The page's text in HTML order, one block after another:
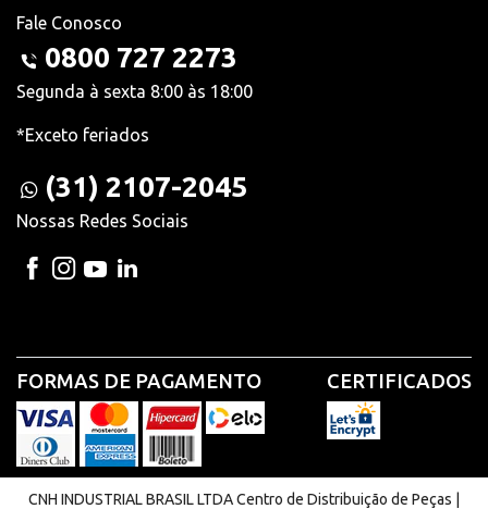
Fale Conosco
0800 727 2273
Segunda à sexta 8:00 às 18:00
*Exceto feriados
(31) 2107-2045
Nossas Redes Sociais
FORMAS DE PAGAMENTO CERTIFICADOS
CNH INDUSTRIAL BRASIL LTDA Centro de Distribuição de Peças |